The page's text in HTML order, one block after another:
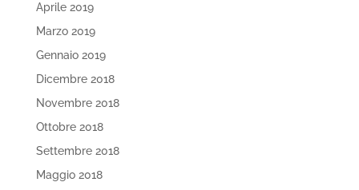
Aprile 2019
Marzo 2019
Gennaio 2019
Dicembre 2018
Novembre 2018
Ottobre 2018
Settembre 2018
Maggio 2018